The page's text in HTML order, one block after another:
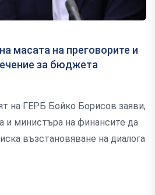
масата на преговорите и
за бюджета
на ГЕРБ Бойко Борисов заяви,
и министъра на финансите да
възстановяване на диалога